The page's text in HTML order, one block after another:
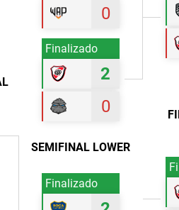
0
Finalizado
2
0
SEMIFINAL LOWER
Finalizado